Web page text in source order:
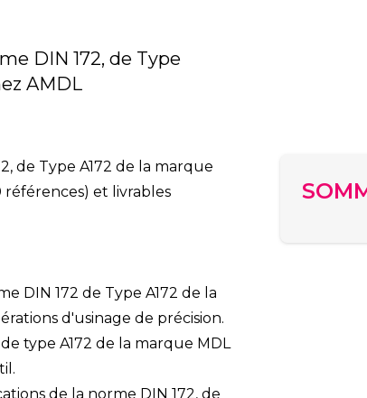
DIN 172, de Type
AMDL
, de Type A172 de la marque
et livrables
DIN 172 de Type A172 de la
d'usinage de précision.
type A172 de la marque MDL
de la norme DIN 172, de